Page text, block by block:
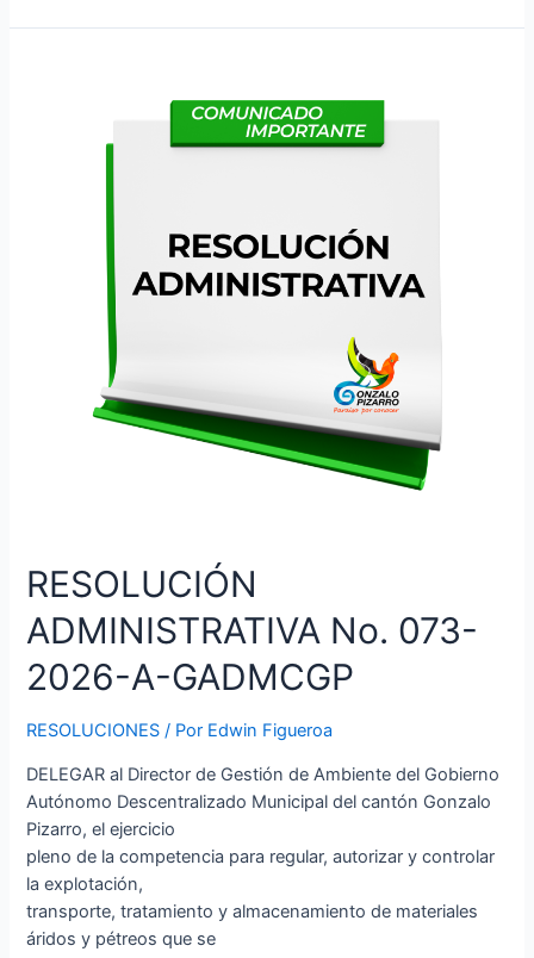
RESOLUCIÓN
ADMINISTRATIVA No. 073-
2026-A-GADMCGP
RESOLUCIONES / Por Edwin Figueroa
DELEGAR al Director de Gestión de Ambiente del Gobierno
Autónomo Descentralizado Municipal del cantón Gonzalo
Pizarro, el ejercicio
pleno de la competencia para regular, autorizar y controlar
la explotación,
transporte, tratamiento y almacenamiento de materiales
áridos y pétreos que se